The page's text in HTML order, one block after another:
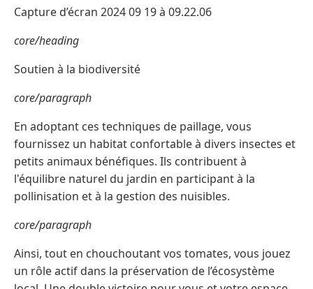
Capture d’écran 2024 09 19 à 09.22.06
core/heading
Soutien à la biodiversité
core/paragraph
En adoptant ces techniques de paillage, vous
fournissez un habitat confortable à divers insectes et
petits animaux bénéfiques. Ils contribuent à
l'équilibre naturel du jardin en participant à la
pollinisation et à la gestion des nuisibles.
core/paragraph
Ainsi, tout en chouchoutant vos tomates, vous jouez
un rôle actif dans la préservation de l’écosystème